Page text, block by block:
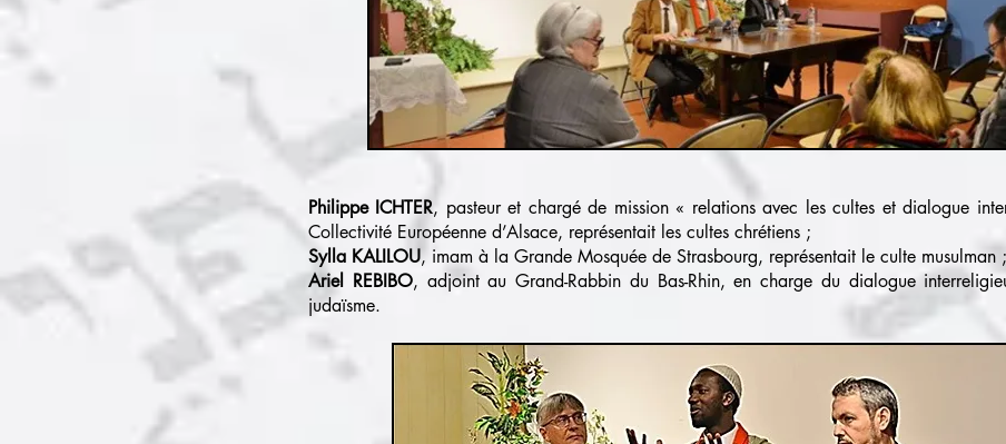
Philippe ICHTER, pasteur et chargé de mission « relations avec les cultes et dialogue
Collectivité Européenne d’Alsace, représentait les cultes chrétiens ;
Sylla KALILOU, imam à la Grande Mosquée de Strasbourg, représentait le culte musulman ;
Ariel REBIBO, adjoint au Grand-Rabbin du Bas-Rhin, en charge du dialogue
judaïsme.